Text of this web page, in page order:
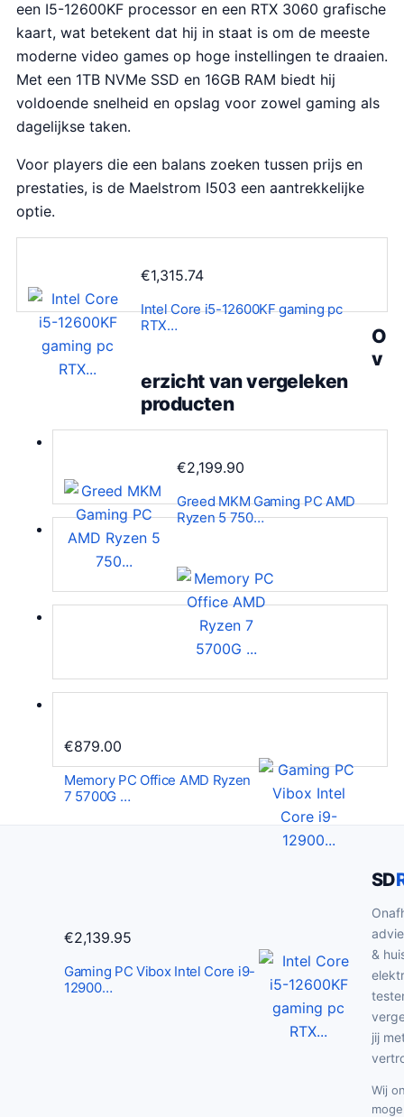
een I5-12600KF processor en een RTX 3060 grafische
kaart, wat betekent dat hij in staat is om de meeste
moderne video games op hoge instellingen te draaien.
Met een 1TB NVMe SSD en 16GB RAM biedt hij
voldoende snelheid en opslag voor zowel gaming als
dagelijkse taken.
Voor players die een balans zoeken tussen prijs en
prestaties, is de Maelstrom I503 een aantrekkelijke
optie.
€1,315.74
Intel Core i5-12600KF gaming pc
RTX…
O
v
erzicht van vergeleken
producten
€2,199.90
Greed MKM Gaming PC AMD
Ryzen 5 750…
€879.00
Memory PC Office AMD Ryzen
7 5700G …
€2,139.95
Gaming PC Vibox Intel Core i9-
12900…
SD
&
jij
Wij